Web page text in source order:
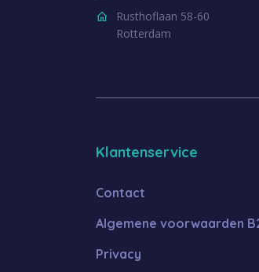
Rusthoflaan 58-60
Rotterdam
Klantenservice
Contact
Algemene voorwaarden
Privacy